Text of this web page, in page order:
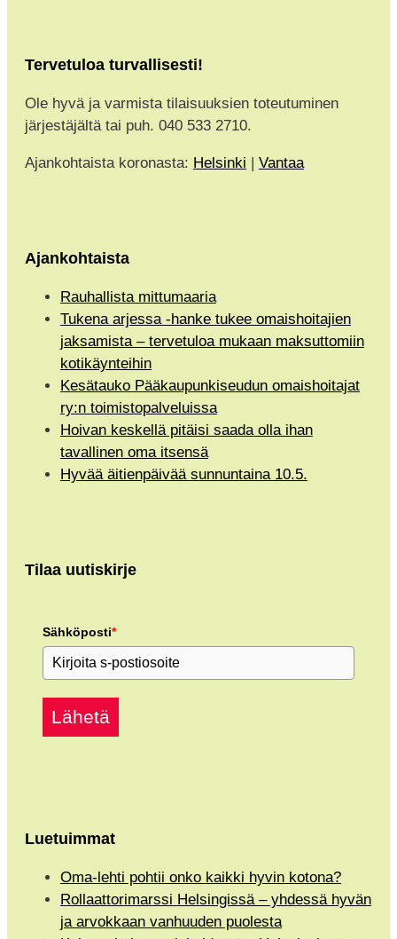
Tervetuloa turvallisesti!
Ole hyvä ja varmista tilaisuuksien toteutuminen
järjestäjältä tai puh. 040 533 2710.
Ajankohtaista koronasta: Helsinki Vantaa
Ajankohtaista
Rauhallista mittumaaria
Tukena arjessa -hanke tukee omaishoitajien
jaksamista – tervetuloa mukaan maksuttomiin
kotikäynteihin
Kesätauko Pääkaupunkiseudun omaishoitajat
ry:n toimistopalveluissa
Hoivan keskellä pitäisi saada olla ihan
tavallinen oma itsensä
Hyvää äitienpäivää sunnuntaina 10.5.
Tilaa uutiskirje
Sähköposti*
Lähetä
Luetuimmat
Oma-lehti pohtii onko kaikki hyvin kotona?
Rollaattorimarssi Helsingissä – yhdessä hyvän
ja arvokkaan vanhuuden puolesta